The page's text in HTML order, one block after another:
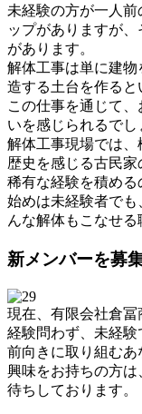
未経験の方が一人
ップがありますが
があります。
解体工事は単に建物
造する土台を作ると
この仕事を通じて
いを感じられるでし
解体工事現場では、
歴史を感じる古民家
稀有な経験を積める
始めは未経験者で
んな解体もこなせる
新メンバーを募
現在、有限会社倉冨
経験問わず、未経験
前向きに取り組むあ
興味をお持ちの方は
待ちしております。